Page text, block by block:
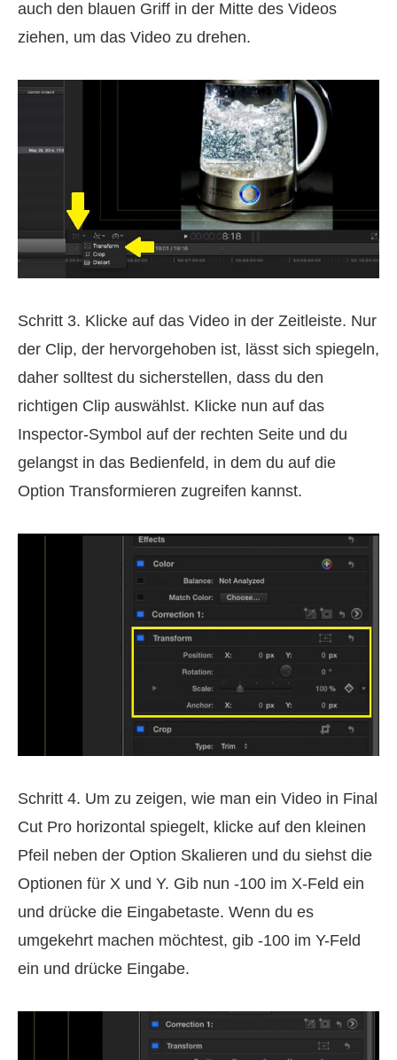
auch den blauen Griff in der Mitte des Videos
ziehen, um das Video zu drehen.
Schritt 3. Klicke auf das Video in der Zeitleiste. Nur
der Clip, der hervorgehoben ist, lässt sich spiegeln,
daher solltest du sicherstellen, dass du den
richtigen Clip auswählst. Klicke nun auf das
Inspector-Symbol auf der rechten Seite und du
gelangst in das Bedienfeld, in dem du auf die
Option Transformieren zugreifen kannst.
Schritt 4. Um zu zeigen, wie man ein Video in Final
Cut Pro horizontal spiegelt, klicke auf den kleinen
Pfeil neben der Option Skalieren und du siehst die
Optionen für X und Y. Gib nun -100 im X-Feld ein
und drücke die Eingabetaste. Wenn du es
umgekehrt machen möchtest, gib -100 im Y-Feld
ein und drücke Eingabe.